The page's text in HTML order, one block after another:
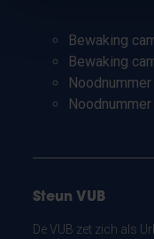
Bewaking
Bewaking
Steun VUB
De VUB zet zich als